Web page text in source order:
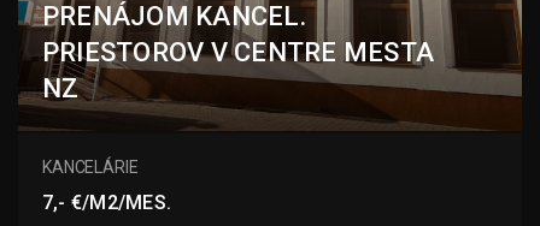
PRENÁJOM KANCEL.
PRIESTOROV V CENTRE MESTA
NZ
Petőfiho, Nové Zámky
KANCELÁRIE
7,- €/M2/MES.